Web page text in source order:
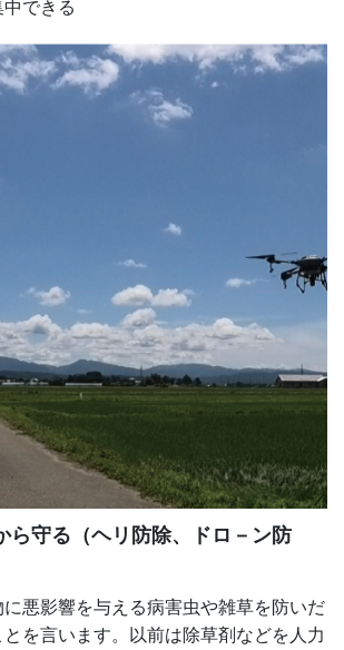
できる
ら守る（ヘリ防除、ドロ－ン防
悪影響を与える病害虫や雑草を防いだ
を言います。以前は除草剤などを人力